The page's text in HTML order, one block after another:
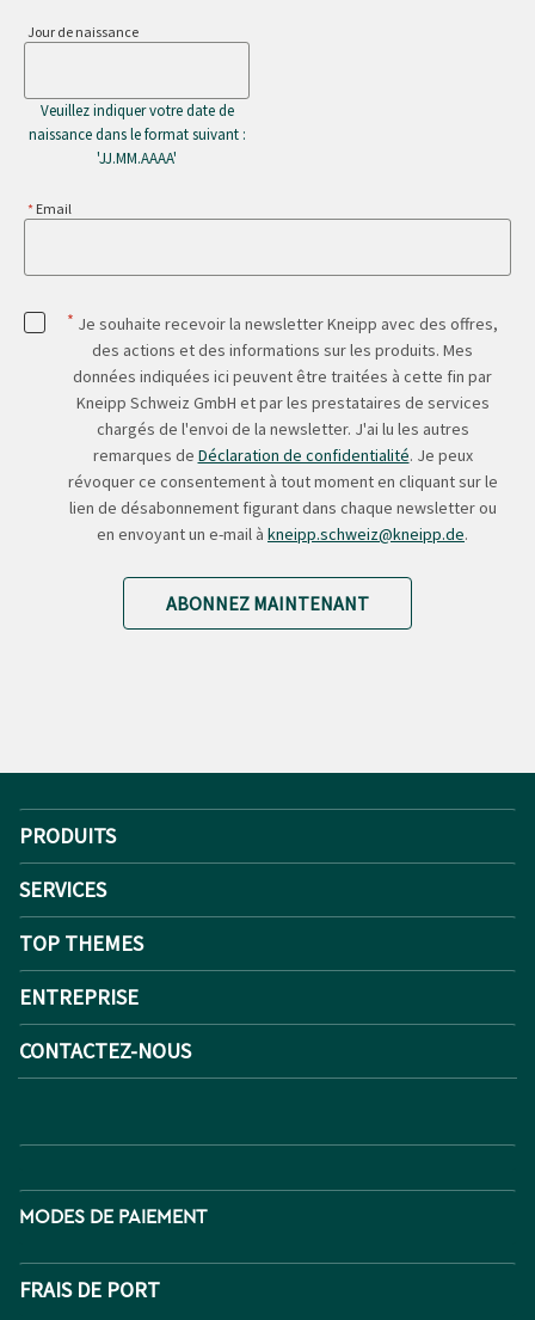
Jour de naissance
Veuillez indiquer votre date de
naissance dans le format suivant :
'JJ.MM.AAAA'
Email
* Je souhaite recevoir la newsletter Kneipp avec des offres,
des actions et des informations sur les produits. Mes
données indiquées ici peuvent être traitées à cette fin par
Kneipp Schweiz GmbH et par les prestataires de services
chargés de l'envoi de la newsletter. J'ai lu les autres
remarques de Déclaration de confidentialité. Je peux
révoquer ce consentement à tout moment en cliquant sur le
lien de désabonnement figurant dans chaque newsletter ou
en envoyant un e-mail à kneipp.schweiz@kneipp.de.
ABONNEZ MAINTENANT
PRODUITS
SERVICES
TOP THEMES
ENTREPRISE
CONTACTEZ-NOUS
MODES DE PAIEMENT
FRAIS DE PORT